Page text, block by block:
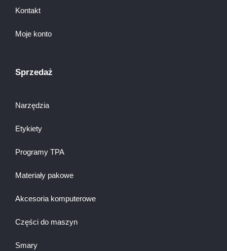
Kontakt
Moje konto
Sprzedaż
Narzędzia
Etykiety
Programy TPA
Materiały pakowe
Akcesoria komputerowe
Części do maszyn
Smary